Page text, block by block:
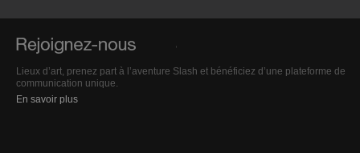
Lieux d’art, prenez part à l’aventure Slash et bénéficiez d’une plateforme de
communication unique.
En savoir plus